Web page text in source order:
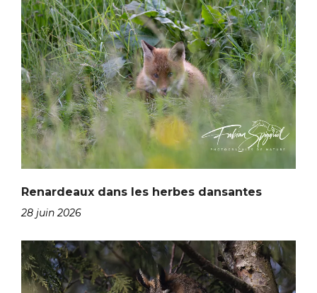
Renardeaux dans les herbes dansantes
28 juin 2026